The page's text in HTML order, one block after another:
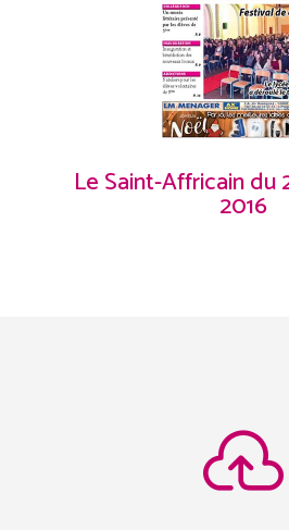
Le Saint-Affricain du
2016
